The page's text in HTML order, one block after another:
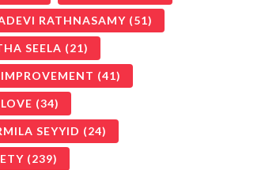
RATHNASAMY (51)
SEELA (21)
IMPROVEMENT (41)
(34)
SEYYID (24)
(239)